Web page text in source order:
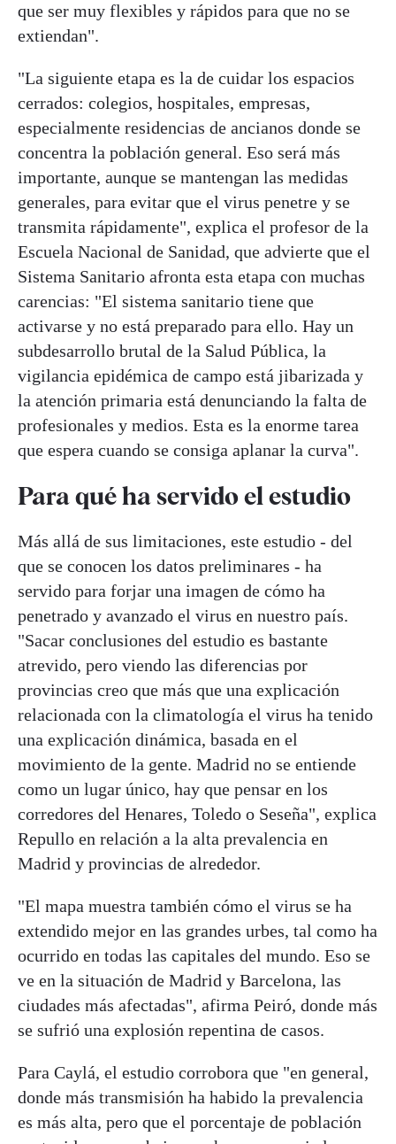
que ser muy flexibles y rápidos para que no se
extiendan".
"La siguiente etapa es la de cuidar los espacios
cerrados: colegios, hospitales, empresas,
especialmente residencias de ancianos donde se
concentra la población general. Eso será más
importante, aunque se mantengan las medidas
generales, para evitar que el virus penetre y se
transmita rápidamente", explica el profesor de la
Escuela Nacional de Sanidad, que advierte que el
Sistema Sanitario afronta esta etapa con muchas
carencias: "El sistema sanitario tiene que
activarse y no está preparado para ello. Hay un
subdesarrollo brutal de la Salud Pública, la
vigilancia epidémica de campo está jibarizada y
la atención primaria está denunciando la falta de
profesionales y medios. Esta es la enorme tarea
que espera cuando se consiga aplanar la curva".
Para qué ha servido el estudio
Más allá de sus limitaciones, este estudio - del
que se conocen los datos preliminares - ha
servido para forjar una imagen de cómo ha
penetrado y avanzado el virus en nuestro país.
"Sacar conclusiones del estudio es bastante
atrevido, pero viendo las diferencias por
provincias creo que más que una explicación
relacionada con la climatología el virus ha tenido
una explicación dinámica, basada en el
movimiento de la gente. Madrid no se entiende
como un lugar único, hay que pensar en los
corredores del Henares, Toledo o Seseña", explica
Repullo en relación a la alta prevalencia en
Madrid y provincias de alrededor.
"El mapa muestra también cómo el virus se ha
extendido mejor en las grandes urbes, tal como ha
ocurrido en todas las capitales del mundo. Eso se
ve en la situación de Madrid y Barcelona, las
ciudades más afectadas", afirma Peiró, donde más
se sufrió una explosión repentina de casos.
Para Caylá, el estudio corrobora que "en general,
donde más transmisión ha habido la prevalencia
es más alta, pero que el porcentaje de población